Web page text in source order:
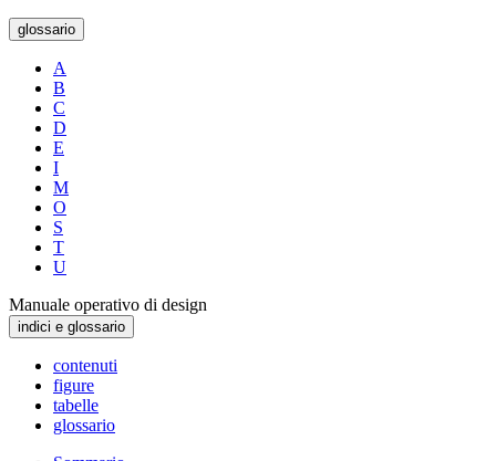
glossario
A
B
C
D
E
I
M
O
S
T
U
Manuale operativo di design
indici e glossario
contenuti
figure
tabelle
glossario